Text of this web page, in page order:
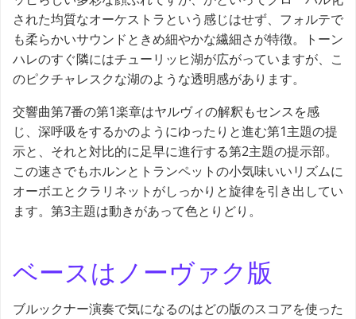
された均質なオーケストラという感じはせず、フォルテで
も柔らかいサウンドときめ細やかな繊細さが特徴。トーン
ハレのすぐ隣にはチューリッヒ湖が広がっていますが、こ
のピクチャレスクな湖のような透明感があります。
交響曲第7番の第1楽章はヤルヴィの解釈もセンスを感
じ、深呼吸をするかのようにゆったりと進む第1主題の提
示と、それと対比的に足早に進行する第2主題の提示部。
この速さでもホルンとトランペットの小気味いいリズムに
オーボエとクラリネットがしっかりと旋律を引き出してい
ます。第3主題は動きがあって色とりどり。
ベースはノーヴァク版
ブルックナー演奏で気になるのはどの版のスコアを使った